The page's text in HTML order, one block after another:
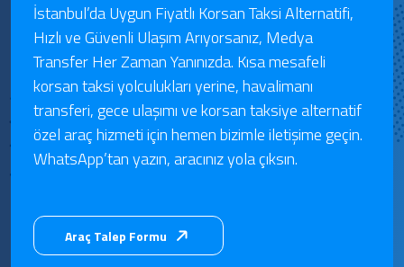
İstanbul’da Uygun Fiyatlı Korsan Taksi Alternatifi,
Hızlı ve Güvenli Ulaşım Arıyorsanız, Medya
Transfer Her Zaman Yanınızda. Kısa mesafeli
korsan taksi yolculukları yerine, havalimanı
transferi, gece ulaşımı ve korsan taksiye alternatif
özel araç hizmeti için hemen bizimle iletişime geçin.
WhatsApp’tan yazın, aracınız yola çıksın.
Araç Talep Formu